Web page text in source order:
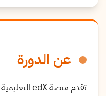
عن الدورة
تقدم منصةedXالتعليمية